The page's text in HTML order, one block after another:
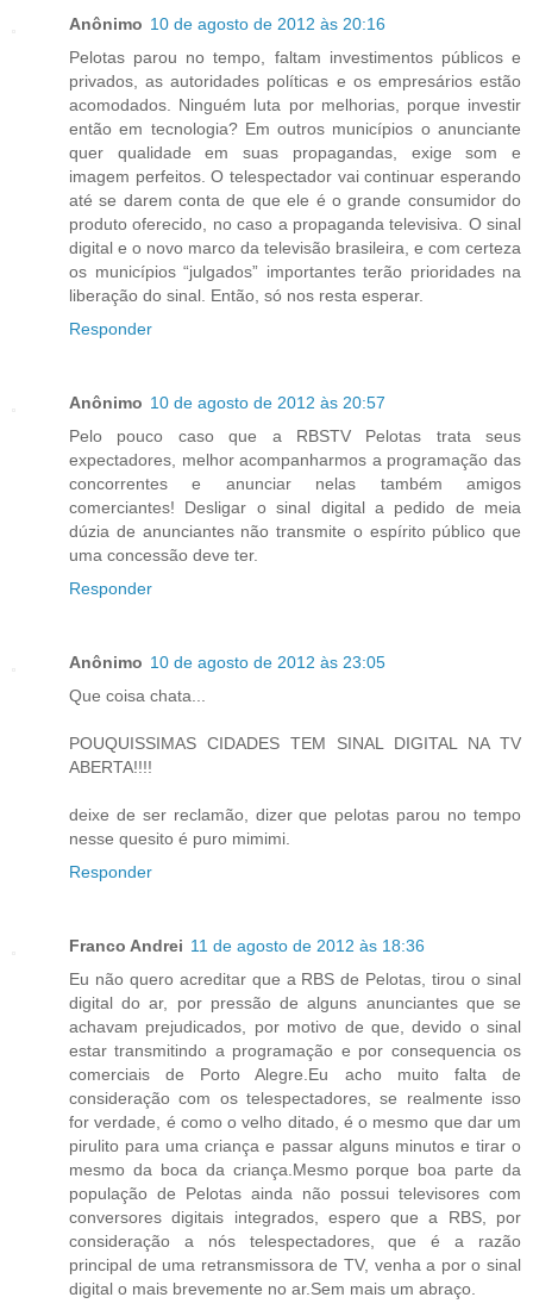
Anônimo 10 de agosto de 2012 às 20:16
Pelotas parou no tempo, faltam investimentos públicos e
privados, as autoridades políticas e os empresários estão
acomodados. Ninguém luta por melhorias, porque investir
então em tecnologia? Em outros municípios o anunciante
quer qualidade em suas propagandas, exige som e
imagem perfeitos. O telespectador vai continuar esperando
até se darem conta de que ele é o grande consumidor do
produto oferecido, no caso a propaganda televisiva. O sinal
digital e o novo marco da televisão brasileira, e com certeza
os municípios “julgados” importantes terão prioridades na
liberação do sinal. Então, só nos resta esperar.
Responder
Anônimo 10 de agosto de 2012 às 20:57
Pelo pouco caso que a RBSTV Pelotas trata seus
expectadores, melhor acompanharmos a programação das
concorrentes e anunciar nelas também amigos
comerciantes! Desligar o sinal digital a pedido de meia
dúzia de anunciantes não transmite o espírito público que
uma concessão deve ter.
Responder
Anônimo 10 de agosto de 2012 às 23:05
Que coisa chata...
POUQUISSIMAS CIDADES TEM SINAL DIGITAL NA TV
ABERTA!!!!
deixe de ser reclamão, dizer que pelotas parou no tempo
nesse quesito é puro mimimi.
Responder
Franco Andrei 11 de agosto de 2012 às 18:36
Eu não quero acreditar que a RBS de Pelotas, tirou o sinal
digital do ar, por pressão de alguns anunciantes que se
achavam prejudicados, por motivo de que, devido o sinal
estar transmitindo a programação e por consequencia os
comerciais de Porto Alegre.Eu acho muito falta de
consideração com os telespectadores, se realmente isso
for verdade, é como o velho ditado, é o mesmo que dar um
pirulito para uma criança e passar alguns minutos e tirar o
mesmo da boca da criança.Mesmo porque boa parte da
população de Pelotas ainda não possui televisores com
conversores digitais integrados, espero que a RBS, por
consideração a nós telespectadores, que é a razão
principal de uma retransmissora de TV, venha a por o sinal
digital o mais brevemente no ar.Sem mais um abraço.